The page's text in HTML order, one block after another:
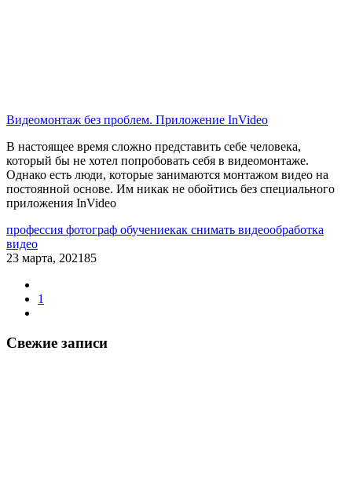
Видеомонтаж без проблем. Приложение InVideo
В настоящее время сложно представить себе человека,
который бы не хотел попробовать себя в видеомонтаже.
Однако есть люди, которые занимаются монтажом видео на
постоянной основе. Им никак не обойтись без специального
приложения InVideo
профессия фотограф обучениекак снимать видеообработка
видео
23 марта, 202185
1
Свежие записи